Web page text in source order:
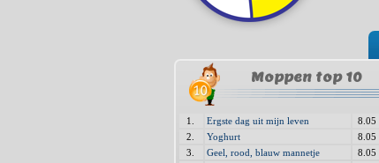
Moppen top 10
1. Ergste dag uit mijn leven
8.05
2.
Yoghurt
8.05
3.
Geel, rood, blauw mannetje
8.05